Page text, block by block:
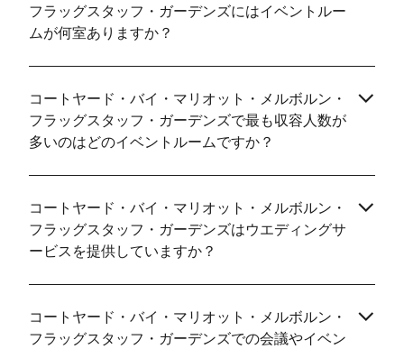
フラッグスタッフ・ガーデンズにはイベントルー
ムが何室ありますか？
コートヤード・バイ・マリオット・メルボルン・
フラッグスタッフ・ガーデンズで最も収容人数が
多いのはどのイベントルームですか？
コートヤード・バイ・マリオット・メルボルン・
フラッグスタッフ・ガーデンズはウエディングサ
ービスを提供していますか？
コートヤード・バイ・マリオット・メルボルン・
フラッグスタッフ・ガーデンズでの会議やイベン